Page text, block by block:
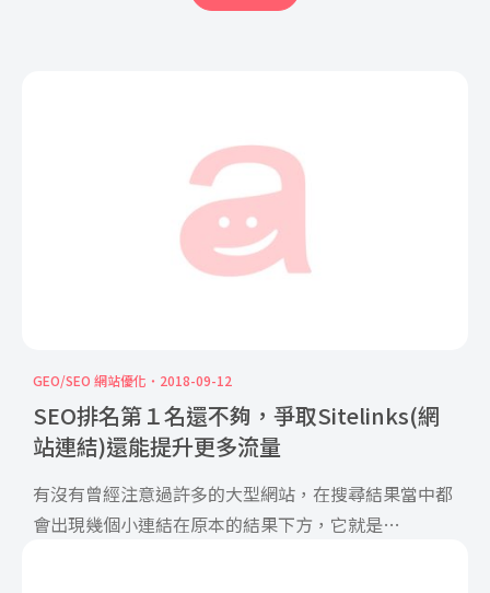
GEO/SEO 網站優化 2018-09-12
SEO排名第１名還不夠，爭取Sitelinks(網
站連結)還能提升更多流量
有沒有曾經注意過許多的大型網站，在搜尋結果當中都
會出現幾個小連結在原本的結果下方，它就是